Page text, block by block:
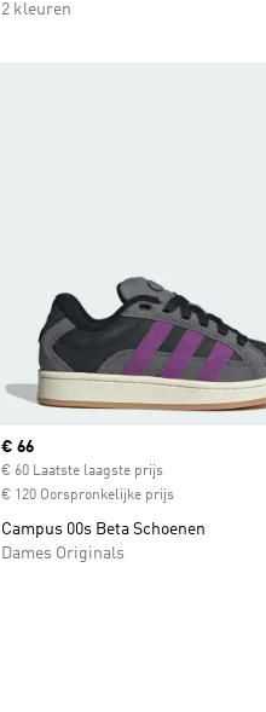
2 kleuren
Current price
€ 66
€ 60 Laatste laagste prijs
€ 120 Oorspronkelijke prijs
Campus 00s Beta Schoenen
Dames Originals